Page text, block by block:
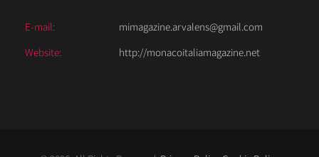
E-mail:
mimagazine.arvalens@gmail.com
Website:
http://monacoitaliamagazine.net